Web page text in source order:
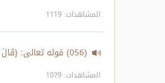
المشاهدات: 1119
(056) قوله تعالى: {قَالَ رَبِّ اجْعَل لِّي آيَةً ..} الآية:40
المشاهدات: 1079